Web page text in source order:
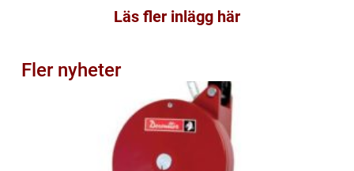
Läs fler inlägg här
Fler nyheter